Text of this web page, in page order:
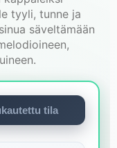
tyyli, tunne ja
säveltämään
tila